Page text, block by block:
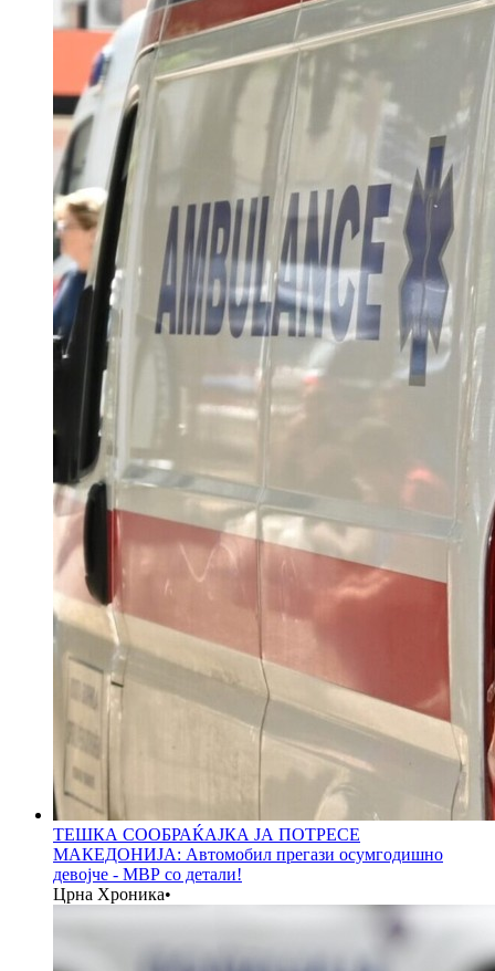
ТЕШКА СООБРАЌАЈКА ЈА ПОТРЕСЕ
МАКЕДОНИЈА: Автомобил прегази осумгодишно
девојче - МВР со детали!
Црна Хроника•